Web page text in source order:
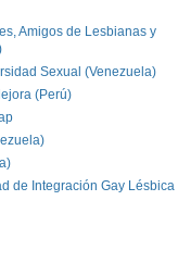
Amigos de Lesbianas y
Sexual (Venezuela)
(Perú)
de Integración Gay Lésbica